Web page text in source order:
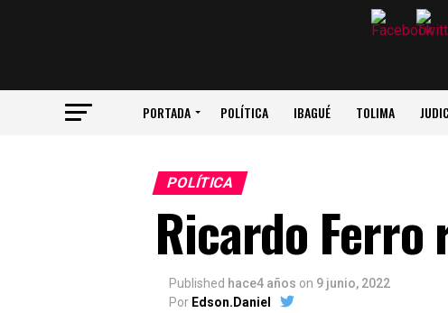
PORTADA POLÍTICA IBAGUÉ TOLIMA
POLÍTICA
Ricardo Ferro
Published hace4 años on 9 junio, 2022
Por Edson.Daniel